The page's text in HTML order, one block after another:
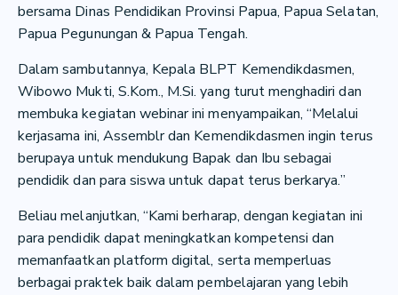
bersama Dinas Pendidikan Provinsi Papua, Papua Selatan,
Papua Pegunungan & Papua Tengah.
Dalam sambutannya, Kepala BLPT Kemendikdasmen,
Wibowo Mukti, S.Kom., M.Si. yang turut menghadiri dan
membuka kegiatan webinar ini menyampaikan, “Melalui
kerjasama ini, Assemblr dan Kemendikdasmen ingin terus
berupaya untuk mendukung Bapak dan Ibu sebagai
pendidik dan para siswa untuk dapat terus berkarya.”
Beliau melanjutkan, “Kami berharap, dengan kegiatan ini
para pendidik dapat meningkatkan kompetensi dan
memanfaatkan platform digital, serta memperluas
berbagai praktek baik dalam pembelajaran yang lebih